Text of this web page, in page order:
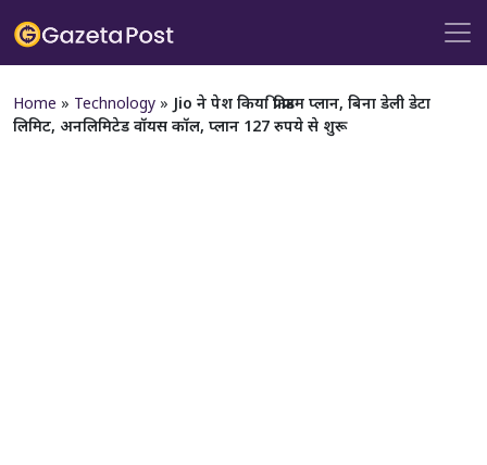
Home » Technology » Jio ने पेश किया फ्री फ्रीडम प्लान, बिना डेली डेटा
लिमिट, अनलिमिटेड वॉयस कॉल, प्लान 127 रुपये से शुरू